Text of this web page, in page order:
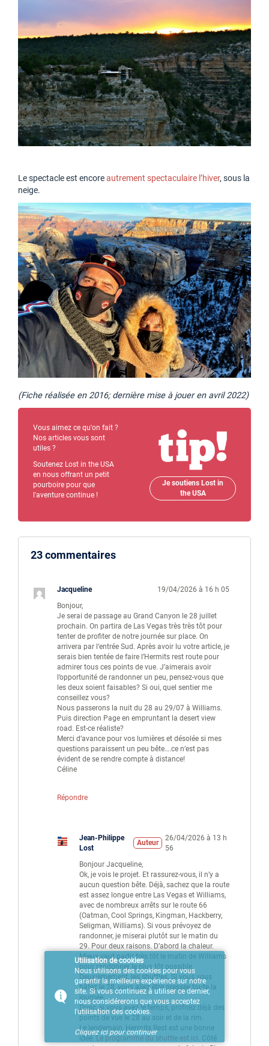
Le spectacle est encoreautrement spectaculaire l’hiver, sous la
neige.
(Fiche réalisée en 2016; dernière mise à jouer en avril 2022)
Vous aimez ce qu'on fait ?
Nos articles vous sont
utiles ?
Soutenez Lost in the USA
en nous offrant un petit
pourboire pour que
l'aventure continue !
Je soutiens Lost in
the USA
23 commentaires
Jacqueline
19/04/2026 à 16 h 05
Bonjour,
Je serai de passage au Grand Canyon le 28 juillet
prochain. On partira de Las Vegas très très tôt pour
tenter de profiter de notre journée sur place. On
arrivera par l’entrée Sud. Après avoir lu votre article, je
serais bien tentée de faire l’Hermits rest route pour
admirer tous ces points de vue. J’aimerais avoir
l’opportunité de randonner un peu, pensez-vous que
les deux soient faisables? Si oui, quel sentier me
conseillez vous?
Nous passerons la nuit du 28 au 29/07 à Williams.
Puis direction Page en empruntant la desert view
road. Est-ce réaliste?
Merci d’avance pour vos lumières et désolée si mes
questions paraissent un peu bête….ce n’est pas
évident de se rendre compte à distance!
Céline
Répondre
Jean-Philippe
Lost
Auteur
26/04/2026 à 13 h
56
Bonjour Jacqueline,
Ok, je vois le projet. Et rassurez-vous, il n’y a
aucun question bête. Déjà, sachez que la route
est assez longue entre Las Vegas et Williams,
avec de nombreux arrêts sur le route 66
(Oatman, Cool Springs, Kingman, Hackberry,
Seligman, Williams). Si vous prévoyez de
randonner, je miserai plutôt sur le matin du
29. Pour deux raisons. D’abord la chaleur.
Mieux vaut partir très tôt le matin de Williams
pour randonner le plus tôt possible.
Deuxièmement, les shuttles. Si vous vous
hâtez le 28, vous allez être pressée toute la
journée.
Donc, si vous avez le temps, profitez déjà des
points de vue le 28 au soir et de la rim.
Le lendemain, Hermits Rest est une bonne
idée. Le programme du shuttle est ici . Côté
Utilisation de cookies
Nous utilisons des cookies pour vous
garantir la meilleure expérience sur notre
site. Si vous continuez à utiliser ce dernier,
nous considérerons que vous acceptez
l'utilisation des cookies.
Cliquez ici pour continuer